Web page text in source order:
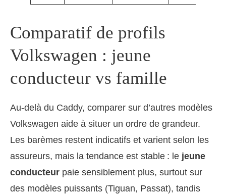
Comparatif de profils
Volkswagen : jeune
conducteur vs famille
Au-delà du Caddy, comparer sur d’autres modèles
Volkswagen aide à situer un ordre de grandeur.
Les barèmes restent indicatifs et varient selon les
assureurs, mais la tendance est stable : le jeune
conducteur paie sensiblement plus, surtout sur
des modèles puissants (Tiguan, Passat), tandis